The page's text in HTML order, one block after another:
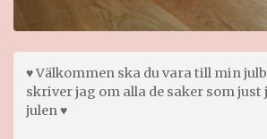
♥ Välkommen ska du vara till min
skriver jag om alla de saker som just
julen ♥